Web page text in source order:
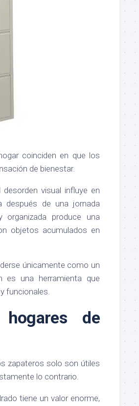
coinciden en que los
de bienestar.
visual influye en
después de una jornada
produce una
objetos acumulados en
únicamente como un
es una herramienta que
funcionales.
de
zapateros solo son útiles
lo contrario.
tiene un valor enorme,